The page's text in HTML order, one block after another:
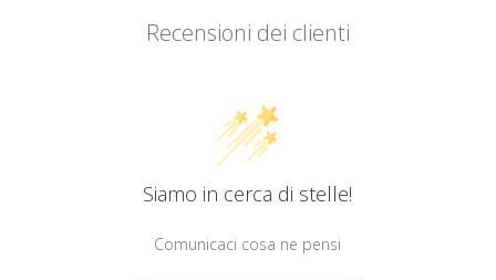
Recensioni dei clienti
Siamo in cerca di stelle!
Comunicaci cosa ne pensi